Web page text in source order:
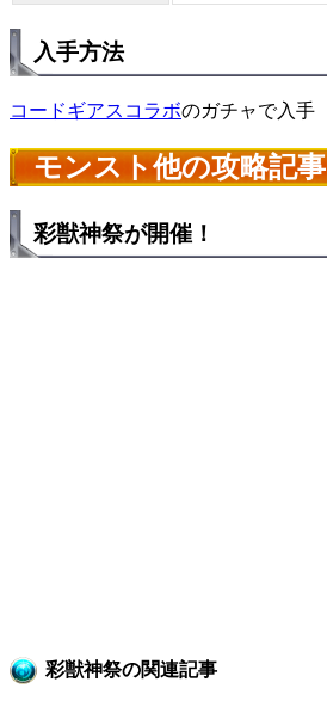
入手方法
コードギアスコラボのガチャで入手
モンスト他の攻略記事
彩獣神祭が開催！
彩獣神祭の関連記事